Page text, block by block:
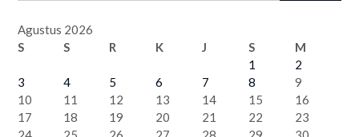
Agustus 2026
S
S R K J S
M
1
2
3
4 5 6 7 8
9
10
11 12 13 14 15
16
17
18 19 20 21 22
23